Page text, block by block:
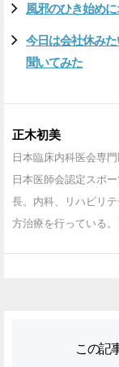
風邪のひき始め
今日は会社休み
聞いてみた
正木初美
日本臨床内科医会専
日本医師会認定スポ
長。内科、リハビリ
方治療を行っている。
この記